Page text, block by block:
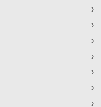
›
›
›
›
›
›
›